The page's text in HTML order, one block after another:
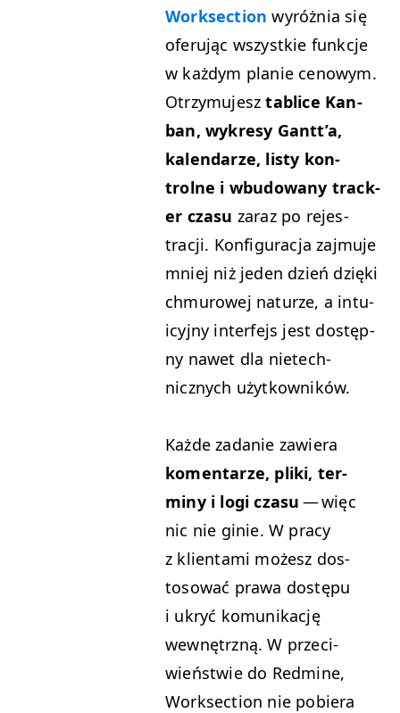
Work­sec­tion wyróż­nia się
ofer­u­jąc wszys­tkie funkc­je
w każdym planie cenowym.
Otrzy­mu­jesztablice Kan­
ban, wykresy Gantt’a,
kalen­darze, listy kon­
trolne i wbu­dowany track­
er cza­su zaraz po rejes­
tracji. Kon­fig­u­rac­ja zaj­mu­je
mniej niż jeden dzień dzię­ki
chmurowej naturze, a intu­
icyjny inter­fe­js jest dostęp­
ny nawet dla nietech­
nicznych użytkowników.
Każde zadanie zaw­iera
komen­tarze, pli­ki, ter­
miny i logi cza­su — więc
nic nie ginie. W pra­cy
z klien­ta­mi możesz dos­
tosować prawa dostępu
i ukryć komu­nikację
wewnętrzną. W prze­ci­
wieńst­wie do Red­mine,
Work­sec­tion nie pobiera